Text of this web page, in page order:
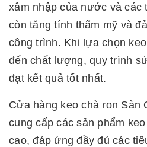
xâm nhập của nước và các
còn tăng tính thẩm mỹ và
công trình. Khi lựa chọn
đến chất lượng, quy trình
đạt kết quả tốt nhất.
Cửa hàng keo chà ron Sàn
cung cấp các sản phẩm
cao, đáp ứng đầy đủ các